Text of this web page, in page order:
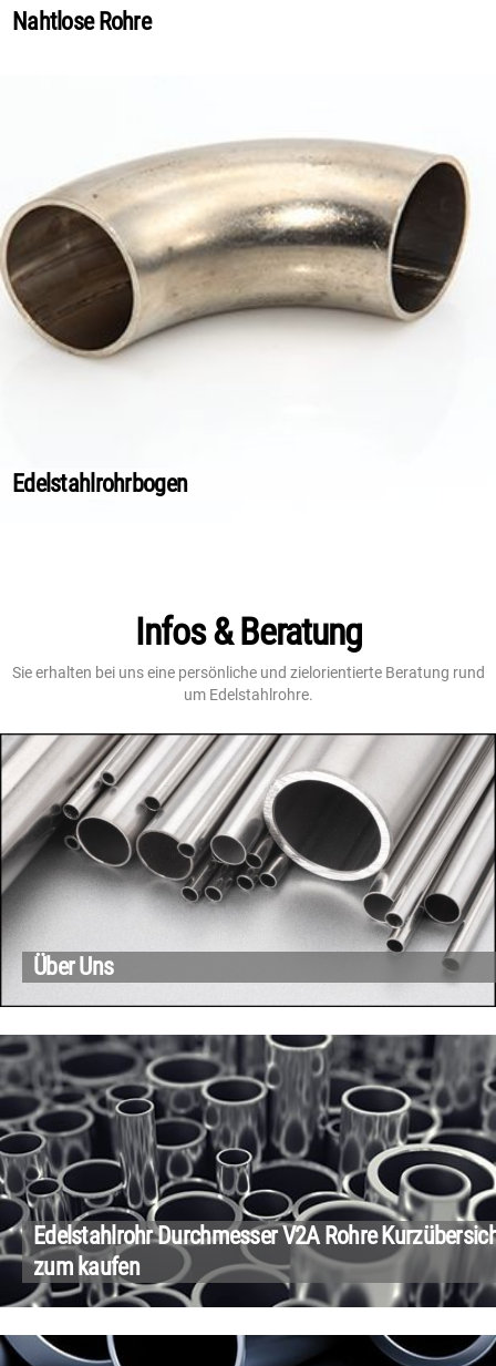
Nahtlose Rohre
Edelstahlrohrbogen
Infos & Beratung
Sie erhalten bei uns eine persönliche und zielorientierte Beratung rund
um Edelstahlrohre.
Über Uns
Edelstahlrohr Durchmesser V2A Rohre
zum kaufen